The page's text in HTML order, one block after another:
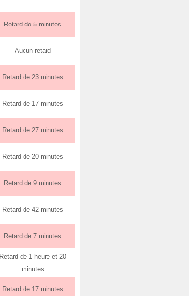
Retard de 5 minutes
Aucun retard
Retard de 23 minutes
Retard de 17 minutes
Retard de 27 minutes
Retard de 20 minutes
Retard de 9 minutes
Retard de 42 minutes
Retard de 7 minutes
Retard de 1 heure et 20
minutes
Retard de 17 minutes